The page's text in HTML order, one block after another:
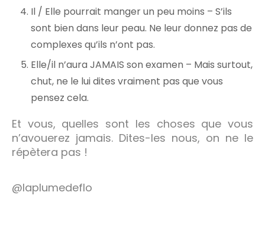
Il / Elle pourrait manger un peu moins – S’ils
sont bien dans leur peau. Ne leur donnez pas de
complexes qu’ils n’ont pas.
Elle/il n’aura JAMAIS son examen – Mais surtout,
chut, ne le lui dites vraiment pas que vous
pensez cela.
Et vous, quelles sont les choses que vous
n’avouerez jamais. Dites-les nous, on ne le
répètera pas !
@laplumedeflo